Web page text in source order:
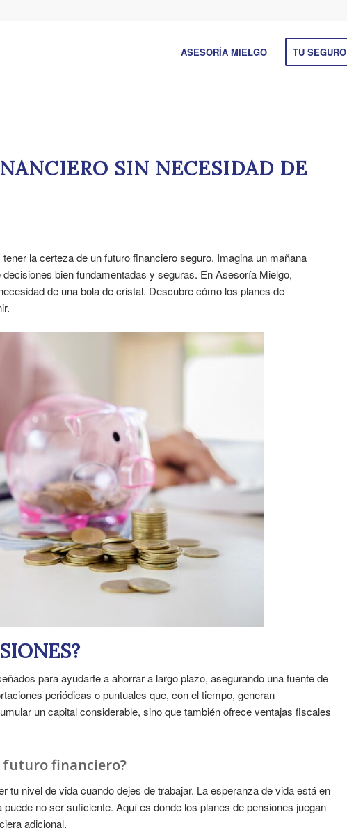
ASESORÍA MIELGO TU SEGURO
SIN NECESIDAD DE
la certeza de un futuro financiero seguro. Imagina un mañana
bien fundamentadas y seguras. En Asesoría Mielgo,
de una bola de cristal. Descubre cómo los planes de
para ayudarte a ahorrar a largo plazo, asegurando una fuente de
periódicas o puntuales que, con el tiempo, generan
un capital considerable, sino que también ofrece ventajas fiscales
financiero?
tu nivel de vida cuando dejes de trabajar. La esperanza de vida está en
no ser suficiente. Aquí es donde los planes de pensiones juegan
adicional.